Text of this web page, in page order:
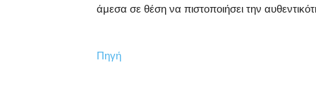
άμεσα σε θέση να πιστοποιήσει την
Πηγή